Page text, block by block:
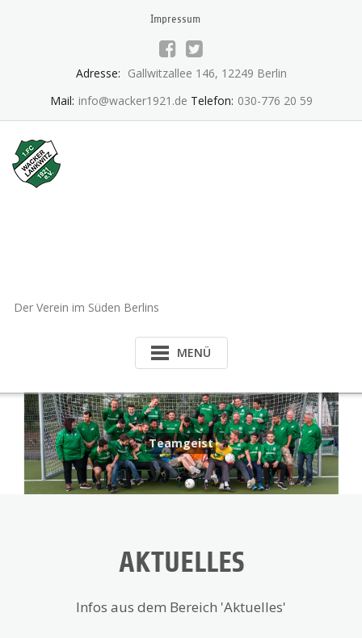
Impressum
Adresse: Gallwitzallee 146, 12249 Berlin
Mail: info@wacker1921.de Telefon: 030-776 20 59
Der Verein im Süden Berlins
MENÜ
AKTUELLES
Infos aus dem Bereich 'Aktuelles'